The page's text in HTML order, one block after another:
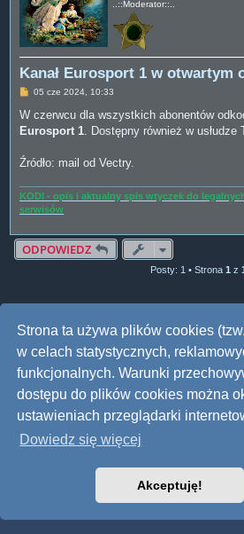
Strona ta używa plików cookies
w celach statystycznych,
funkcjonalnych. Warunki
dostępu do plików cookies można
ustawieniach przeglądarki
Dowiedz się więcej
Akceptuję!
..::Moderator::..
Kanał Eurosport 1 w otwartym
P
s
05 cze 2024, 10:33
W czerwcu dla wszystkich abonentów
Eurosport 1 . Dostępny również w usłudze
Źródło: mail od Vectry.
KODI - opis i aktualny spis wtyczek do
serwisów
ODPOWIEDZ
Posty: 1 • Strona 1 z
Strona domowa Forum Satedu
Polski pakiet językowy
Style: Multi Design by